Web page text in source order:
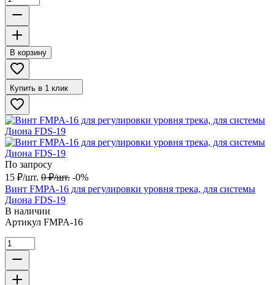
В корзину
Купить в 1 клик
По запросу
15 ₽/шт. 0 ₽/шт. -0%
Винт FMPA-16 для регулировки уровня трека, для системы
Диона FDS-19
В наличии
Артикул FMPA-16